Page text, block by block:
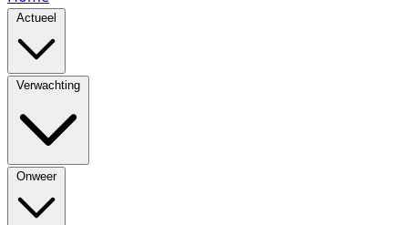
Actueel
Verwachting
Onweer